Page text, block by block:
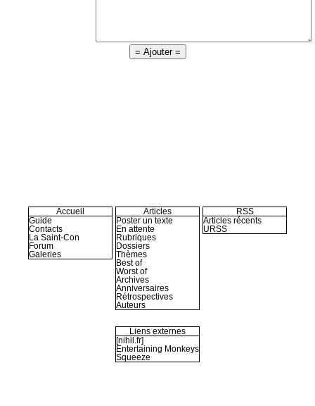
Accueil
Guide
Contacts
La Saint-Con
Forum
Galeries
Articles
Poster un texte
En attente
Rubriques
Dossiers
Thèmes
Best of
Worst of
Archives
Anniversaires
Rétrospectives
Auteurs
RSS
Articles récents
URSS
Liens externes
[nihil.fr]
Entertaining Monkeys
Squeeze